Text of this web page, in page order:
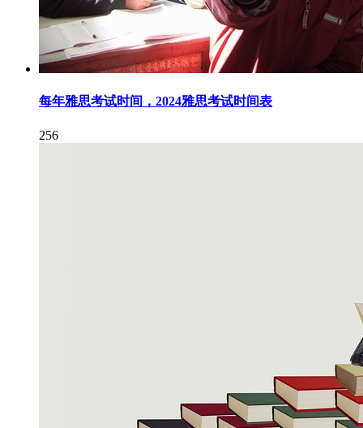
每年雅思考试时间，2024雅思考试时间表
256